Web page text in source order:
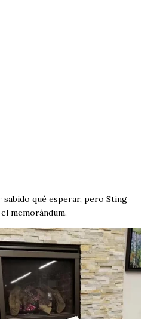
qué esperar, pero Sting
memorándum.